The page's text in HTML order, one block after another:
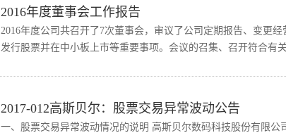
2016年度董事会工作报告
2016年度公司共召开了7次董事会，审议了公司定期报告、变更
发行股票并在中小板上市等重要事项。会议的召集、召开符合有
2017-012高斯贝尔：股票交易异常波动公告
一、股票交易异常波动情况的说明 高斯贝尔数码科技股份有限公